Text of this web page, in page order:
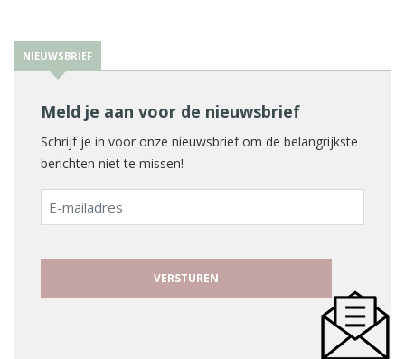
NIEUWSBRIEF
Meld je aan voor de nieuwsbrief
Schrijf je in voor onze nieuwsbrief om de belangrijkste
berichten niet te missen!
E-
mailadres